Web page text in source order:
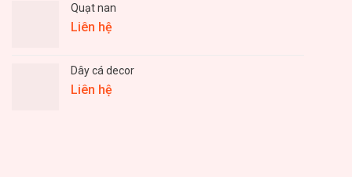
Quạt nan
Liên hệ
Dây cá decor
Liên hệ